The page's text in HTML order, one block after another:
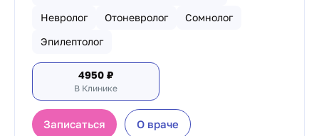
Невролог
Отоневролог
Сомнолог
Эпилептолог
4950 ₽
В Клинике
Записаться О враче